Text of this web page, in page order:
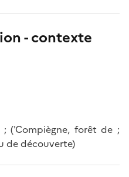
- contexte
; ('Compiègne, forêt de ;
de découverte)